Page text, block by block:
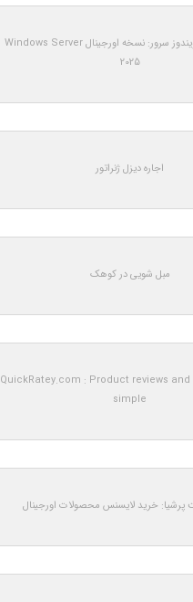
خرید لایسنس ویندوز سرور: نسخه اورجینال Windows Server
2025
اجاره دیزل ژنراتور
مبل شویی در کوهک
QuickRatey.com : Product reviews
simple
پرشیا: خرید لایسنس محصولات اورجینال